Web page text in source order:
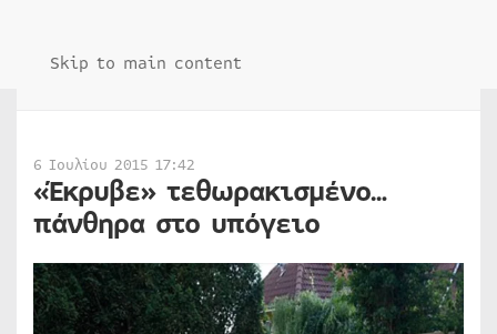
Skip to main content
6 Ιουλίου 2015 17:42
«Έκρυβε» τεθωρακισμένο…
πάνθηρα στο υπόγειο